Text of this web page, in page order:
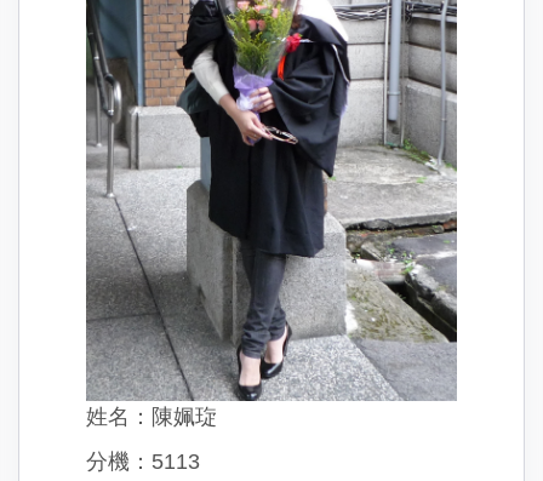
姓名：陳姵琁
分機：5113